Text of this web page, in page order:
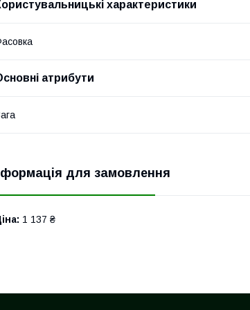
характеристики
атрибути
для замовлення
1 137 ₴